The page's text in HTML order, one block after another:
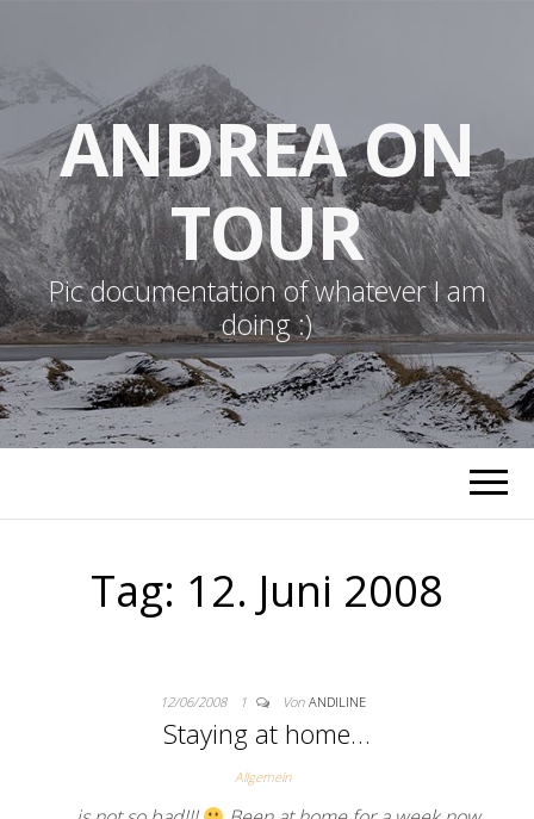
ANDREA ON
TOUR
Pic documentation of whatever I am
doing :)
Tag: 12. Juni 2008
12/06/2008 1 Von ANDILINE
Staying at home…
Allgemein